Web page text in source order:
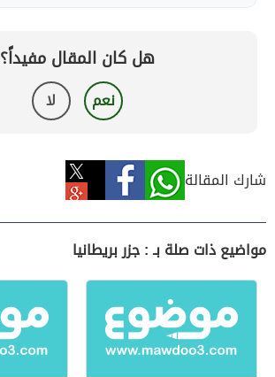
هل كان المقال مفيداً؟
نعم لا
شارك المقالة
مواضيع ذات صلة بـ : جزر بريطانيا